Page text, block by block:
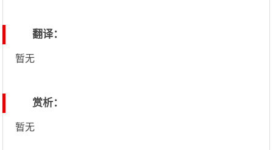
翻译：
暂无
赏析：
暂无